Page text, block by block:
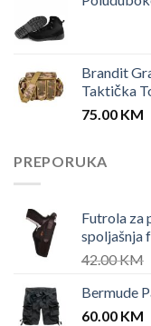
Brandit
Taktička
75.00 KM
PREPORUKA
Futrola za
spoljašnja
42.00KM
Bermude
60.00 KM